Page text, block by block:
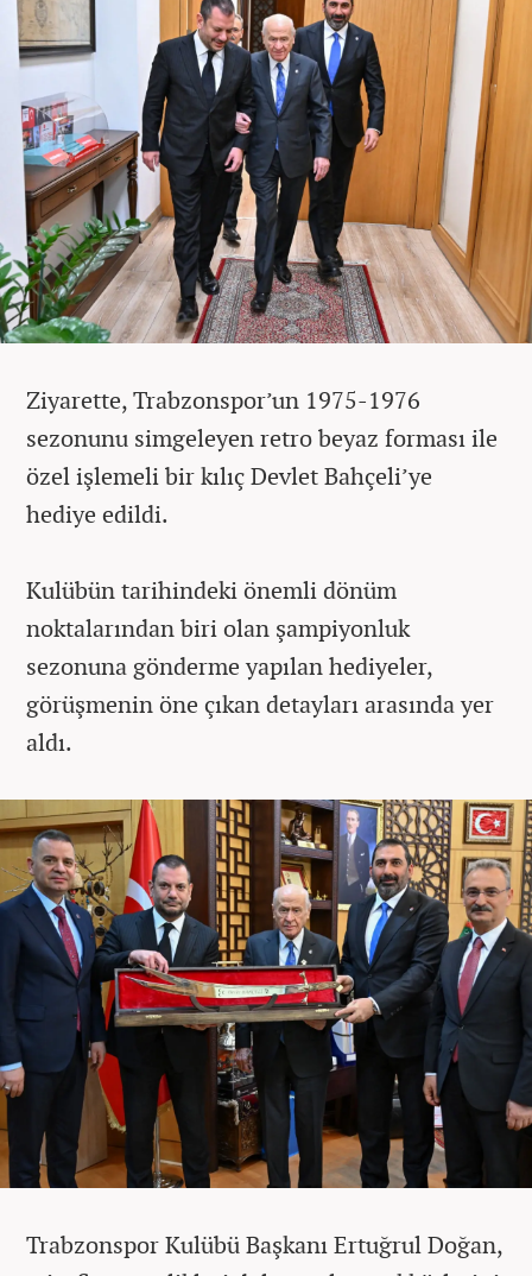
Ziyarette, Trabzonspor’un 1975-1976
sezonunu simgeleyen retro beyaz forması ile
özel işlemeli bir kılıç Devlet Bahçeli’ye
hediye edildi.
Kulübün tarihindeki önemli dönüm
noktalarından biri olan şampiyonluk
sezonuna gönderme yapılan hediyeler,
görüşmenin öne çıkan detayları arasında yer
aldı.
Trabzonspor Kulübü Başkanı Ertuğrul Doğan,